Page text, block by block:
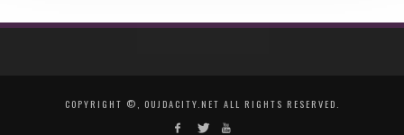
COPYRIGHT ©, OUJDACITY.NET ALL RIGHTS RESERVED.